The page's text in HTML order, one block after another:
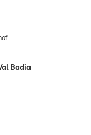
Badia